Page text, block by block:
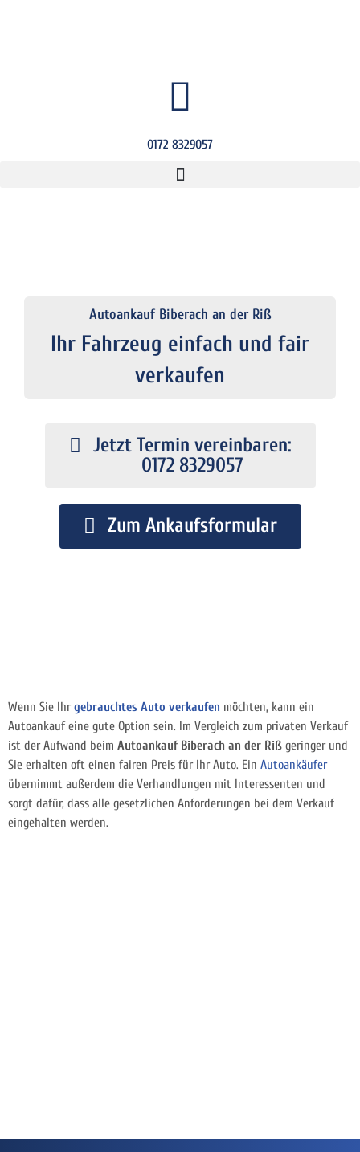
0172 8329057
Autoankauf Biberach an der Riß
Ihr Fahrzeug einfach und fair
verkaufen
Jetzt Termin vereinbaren:
0172 8329057
Zum Ankaufsformular
Wenn Sie Ihrgebrauchtes Auto verkaufen möchten, kann ein
Autoankauf eine gute Option sein. Im Vergleich zum privaten Verkauf
ist der Aufwand beim Autoankauf Biberach an der Riß geringer und
Sie erhalten oft einen fairen Preis für Ihr Auto. Ein Autoankäufer
übernimmt außerdem die Verhandlungen mit Interessenten und
sorgt dafür, dass alle gesetzlichen Anforderungen bei dem Verkauf
eingehalten werden.